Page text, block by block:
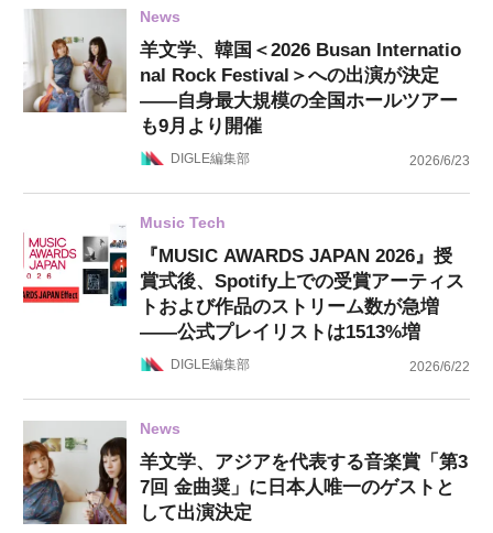
News
羊文学、韓国＜2026 Busan Internatio
nal Rock Festival＞への出演が決定
——自身最大規模の全国ホールツアー
も9月より開催
DIGLE編集部 2026/6/23
Music Tech
『MUSIC AWARDS JAPAN 2026』授
賞式後、Spotify上での受賞アーティス
トおよび作品のストリーム数が急増
——公式プレイリストは1513%増
DIGLE編集部 2026/6/22
News
羊文学、アジアを代表する音楽賞「第3
7回 金曲奨」に日本人唯一のゲストと
して出演決定